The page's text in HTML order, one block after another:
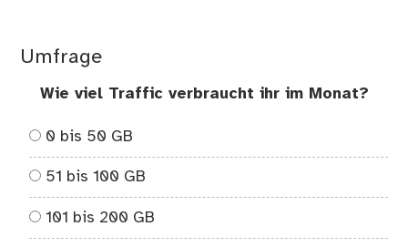
Umfrage
Wie viel Traffic verbraucht ihr im Monat?
0 bis 50 GB
51 bis 100 GB
101 bis 200 GB